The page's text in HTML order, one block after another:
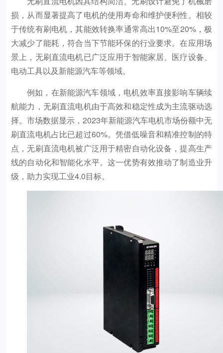
损，从而显著提高了电机的使用寿命和维护便利性。相较
于传统有刷电机，其能效转换率通常高出10%至20%，极
大减少了能耗，符合当下节能环保的行业要求。在应用场
景上，无刷直流电机已广泛应用于智能家居、医疗设备、
电动工具以及新能源汽车等领域。
例如，在新能源汽车领域，电机效率直接影响车辆续
航能力，无刷直流电机由于高效和稳定性成为主流驱动选
择。市场数据显示，2023年新能源汽车电机市场份额中无
刷直流电机占比已超过60%。凭借低噪音和精准控制的特
点，无刷直流电机被广泛用于精密自动化设备，提高生产
线的自动化和智能化水平。这一优势有效推动了制造业升
级，助力实现工业4.0目标。